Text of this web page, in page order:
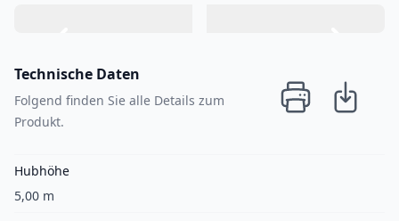
Technische Daten
Folgend finden Sie alle Details zum
Produkt.
Hubhöhe
5,00 m